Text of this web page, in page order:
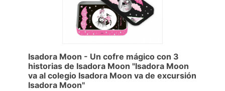
Isadora Moon - Un cofre mágico con 3
historias de Isadora Moon "Isadora Moon
va al colegio Isadora Moon va de excursión
Isadora Moon"